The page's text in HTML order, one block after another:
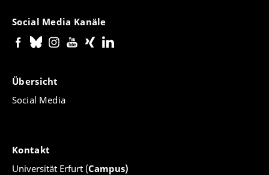
Social Media Kanäle
Übersicht
Social Media
Kontakt
Universität Erfurt (Campus)